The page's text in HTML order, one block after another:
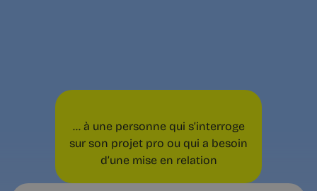
... à une personne qui s’interroge
sur son projet pro ou qui a besoin
d’une mise en relation